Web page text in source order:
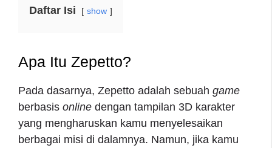
Daftar Isi show
Apa Itu Zepetto?
Pada dasarnya, Zepetto adalah sebuah game
berbasis online dengan tampilan 3D karakter
yang mengharuskan kamu menyelesaikan
berbagai misi di dalamnya. Namun, jika kamu